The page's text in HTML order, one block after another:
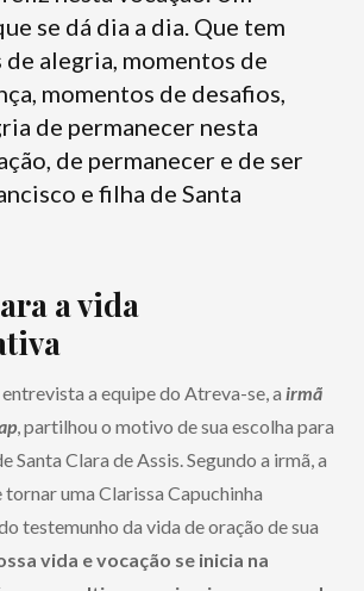
se dá dia a dia. Que tem
alegria, momentos de
momentos de desafios,
de permanecer nesta
de permanecer e de ser
e filha de Santa
a vida
a equipe do Atreva-se, a irmã
, partilhou o motivo de sua escolha para
Santa Clara de Assis. Segundo a irmã, a
tornar uma Clarissa Capuchinha
testemunho da vida de oração de sua
vida e vocação se inicia na